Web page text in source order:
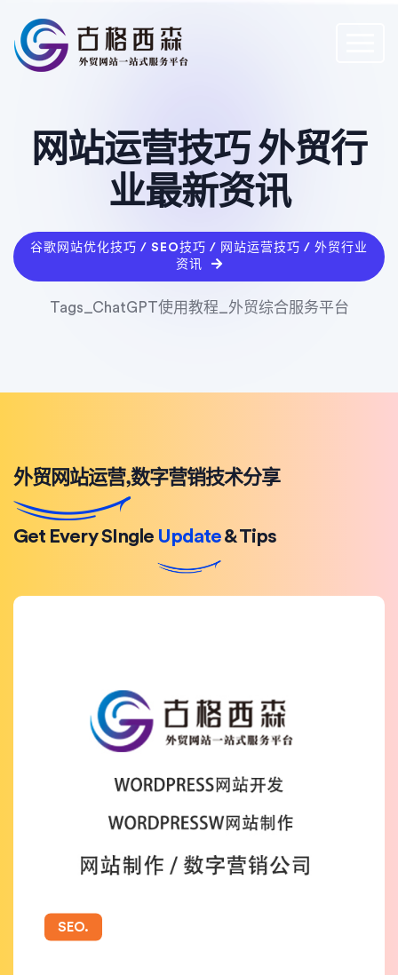
网站运营技巧 外贸行
业最新资讯
谷歌网站优化技巧 / SEO技巧 / 网站运营技巧 / 外贸行业
资讯
Tags_ChatGPT使用教程_外贸综合服务平台
外贸网站运营,数字营销技术分享
Get Every SIngle Update& Tips
SEO.